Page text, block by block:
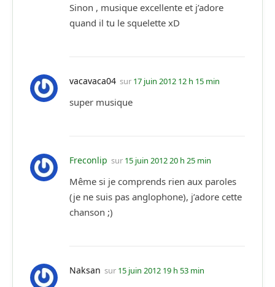
Sinon , musique excellente et j’adore
quand il tu le squelette xD
vacavaca04 sur 17 juin 2012 12 h 15 min
super musique
Freconlip sur 15 juin 2012 20 h 25 min
Même si je comprends rien aux paroles
(je ne suis pas anglophone), j’adore cette
chanson ;)
Naksan sur 15 juin 2012 19 h 53 min